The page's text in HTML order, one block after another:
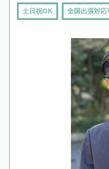
土日祝OK 全国出張対応